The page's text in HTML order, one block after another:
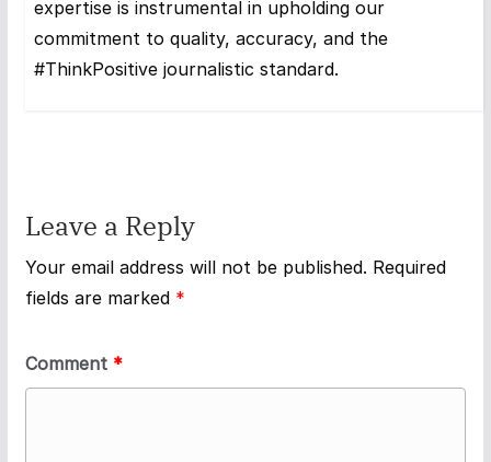
expertise is instrumental in upholding our
commitment to quality, accuracy, and the
#ThinkPositive journalistic standard.
Leave a Reply
Your email address will not be published. Required
fields are marked *
Comment *